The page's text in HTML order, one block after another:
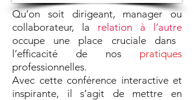
Qu’on soit dirigeant, manager ou
collaborateur, la relation à l’autre
occupe une place cruciale dans
l’efficacité de nos pratiques
professionnelles.
Avec cette conférence interactive et
inspirante, il s’agit de mettre en